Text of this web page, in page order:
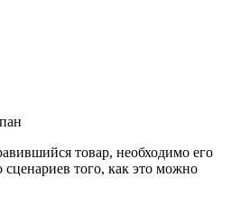
товар, необходимо его
сценариев того, как это можно